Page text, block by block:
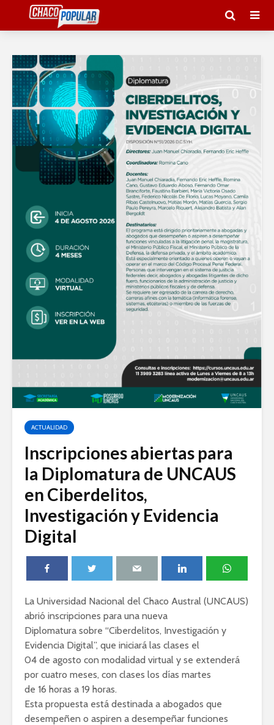
ACTUALIDAD
Inscripciones abiertas para
la Diplomatura de UNCAUS
en Ciberdelitos,
Investigación y Evidencia
Digital
La Universidad Nacional del Chaco Austral (UNCAUS)
abrió inscripciones para una nueva
Diplomatura sobre “Ciberdelitos, Investigación y
Evidencia Digital”, que iniciará las clases el
04 de agosto con modalidad virtual y se extenderá
por cuatro meses, con clases los días martes
de 16 horas a 19 horas.
Esta propuesta está destinada a abogados que
desempeñen o aspiren a desempeñar funciones